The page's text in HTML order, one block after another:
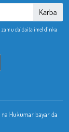
Karba
zamu daidaita imel dinka
Hukumar bayar da